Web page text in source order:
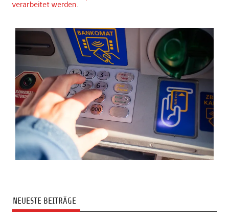
verarbeitet werden.
NEUESTE BEITRÄGE